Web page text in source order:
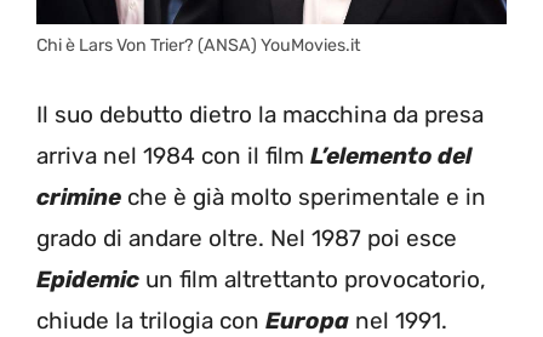
Chi è Lars Von Trier? (ANSA) YouMovies.it
Il suo debutto dietro la macchina da presa
arriva nel 1984 con il film L’elemento del
crimine che è già molto sperimentale e in
grado di andare oltre. Nel 1987 poi esce
Epidemic un film altrettanto provocatorio,
chiude la trilogia con Europa nel 1991.